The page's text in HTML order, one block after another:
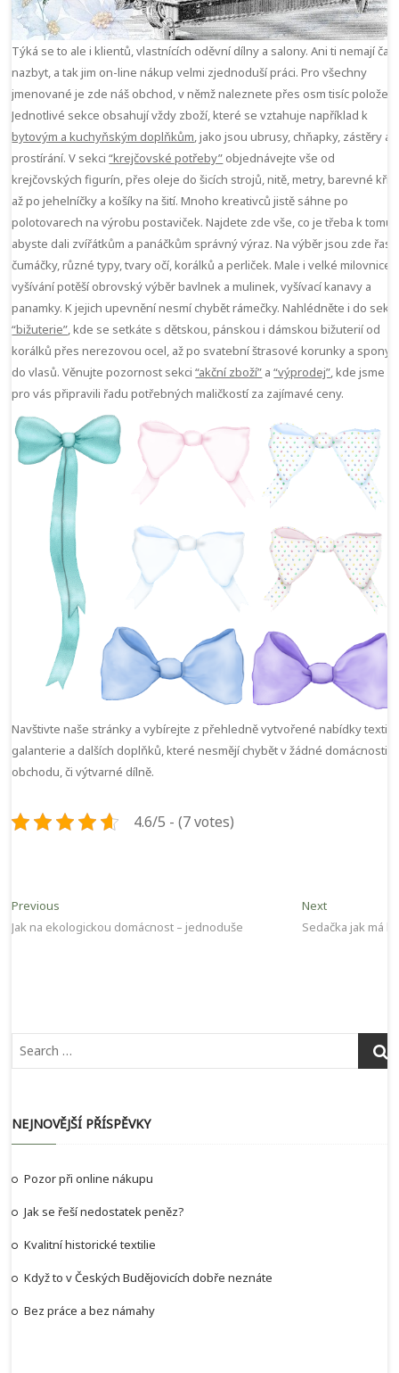
Týká se to ale i klientů, vlastnících oděvní dílny a salony. Ani ti nemají
nazbyt, a tak jim on-line nákup velmi zjednoduší práci. Pro všechny
jmenované je zde náš obchod, v němž naleznete přes osm tisíc položek.
Jednotlivé sekce obsahují vždy zboží, které se vztahuje například k
bytovým a kuchyňským doplňkům , jako jsou ubrusy, chňapky, zástěry a
prostírání. V sekci“krejčovské potřeby” objednávejte vše od
krejčovských figurín, přes oleje do šicích strojů, nitě, metry, barevné
až po jehelníčky a košíky na šití. Mnoho kreativců jistě sáhne po
polotovarech na výrobu postaviček. Najdete zde vše, co je třeba k tomu,
abyste dali zvířátkům a panáčkům správný výraz. Na výběr jsou zde řasy,
čumáčky, různé typy, tvary očí, korálků a perliček. Male i velké milovnice
vyšívání potěší obrovský výběr bavlnek a mulinek, vyšívací kanavy a
panamky. K jejich upevnění nesmí chybět rámečky. Nahlédněte i do
“bižuterie” , kde se setkáte s dětskou, pánskou i dámskou bižuterií od
korálků přes nerezovou ocel, až po svatební štrasové korunky a spony
do vlasů. Věnujte pozornost sekci“akční zboží” a“výprodej” , kde jsme
pro vás připravili řadu potřebných maličkostí za zajímavé ceny.
Navštivte naše stránky a vybírejte z přehledně vytvořené nabídky
galanterie a dalších doplňků, které nesmějí chybět v žádné domácnosti,
obchodu, či výtvarné dílně.
4.6/5 - (7 votes)
Navigace
pro
Previous
post:
Jak na ekologickou domácnost – jednoduše
NextNext
post:
Sedačka jak má
NEJNOVĚJŠÍ PŘÍSPĚVKY
Pozor při online nákupu
Jak se řeší nedostatek peněz?
Kvalitní historické textilie
Když to v Českých Budějovicích dobře neznáte
Bez práce a bez námahy